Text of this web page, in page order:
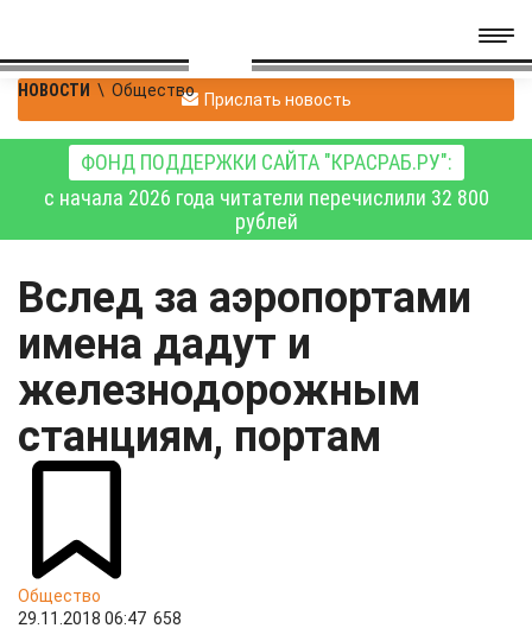
НОВОСТИ \ Общество Прислать новость
ФОНД ПОДДЕРЖКИ САЙТА "КРАСРАБ.РУ":
с начала 2026 года читатели перечислили 32 800
рублей
Вслед за аэропортами
имена дадут и
железнодорожным
станциям, портам
Общество
29.11.2018 06:47 658